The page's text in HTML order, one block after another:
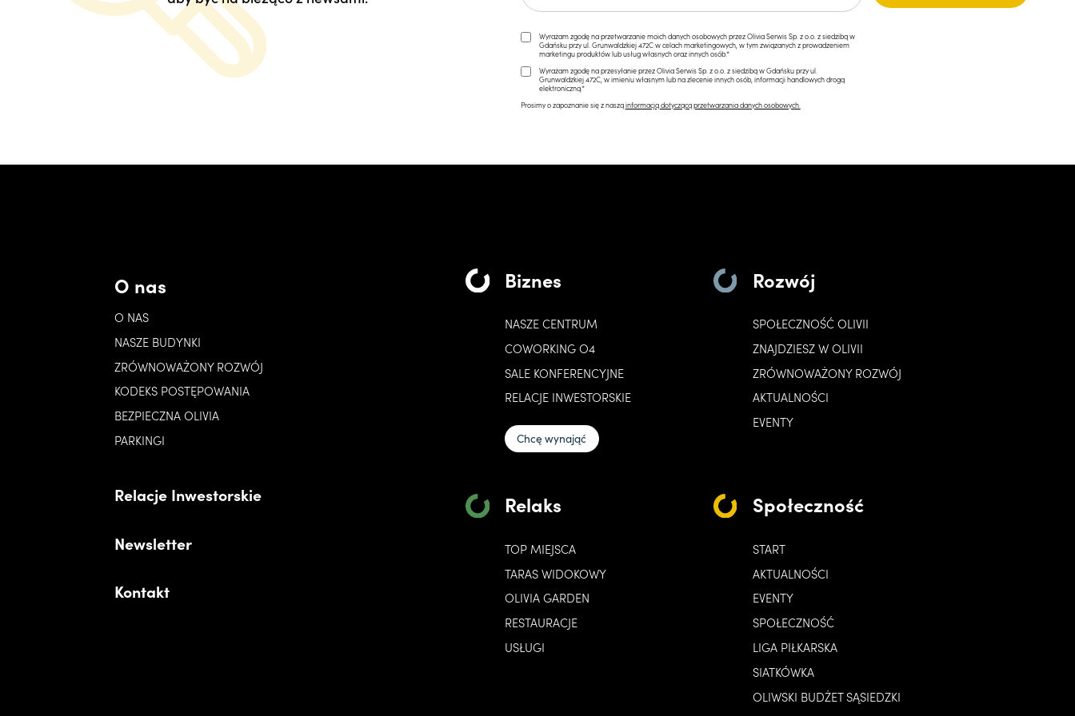
Wyrażam zgodę na przetwarzanie moich danych osobowych przez Olivia Serwis Sp. z o.o. z siedzibą w
Gdańsku przy ul. Grunwaldzkiej 472C w celach marketingowych, w tym związanych z prowadzeniem
marketingu produktów lub usług własnych oraz innych osób.*
Wyrażam zgodę na przesyłanie przez Olivia Serwis Sp. z o.o. z siedzibą w Gdańsku przy ul.
Grunwaldzkiej 472C, w imieniu własnym lub na zlecenie innych osób, informacji handlowych drogą
elektroniczną.*
Prosimy o zapoznanie się z nasząinformacją dotyczącą przetwarzania danych osobowych.
O nas
O NAS
NASZE BUDYNKI
ZRÓWNOWAŻONY ROZWÓJ
KODEKS POSTĘPOWANIA
BEZPIECZNA OLIVIA
PARKINGI
Relacje Inwestorskie
Newsletter
Kontakt
Biznes
NASZE CENTRUM
COWORKING O4
SALE KONFERENCYJNE
RELACJE INWESTORSKIE
Chcę wynająć
Rozwój
SPOŁECZNOŚĆ OLIVII
ZNAJDZIESZ W OLIVII
ZRÓWNOWAŻONY ROZWÓJ
AKTUALNOŚCI
EVENTY
Relaks
TOP MIEJSCA
TARAS WIDOKOWY
OLIVIA GARDEN
RESTAURACJE
USŁUGI
Społeczność
START
AKTUALNOŚCI
EVENTY
SPOŁECZNOŚĆ
LIGA PIŁKARSKA
SIATKÓWKA
OLIWSKI BUDŻET SĄSIEDZKI